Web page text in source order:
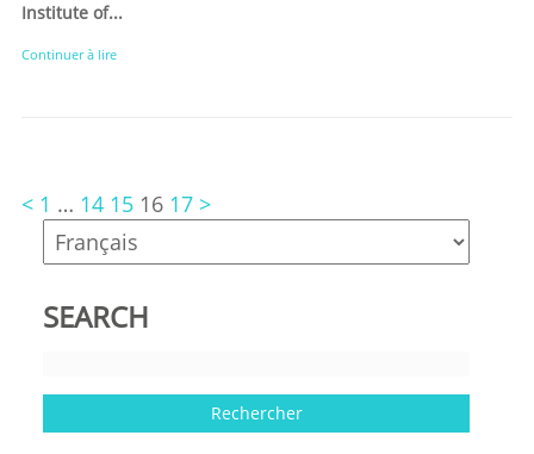
Institute of...
Continuer à lire
< 1 … 14 15 16 17 >
SEARCH